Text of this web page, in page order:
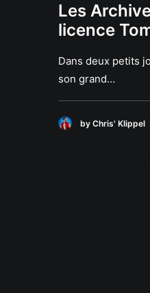
Les
licence
Dans deux petits
son grand…
by Chris' Klippel